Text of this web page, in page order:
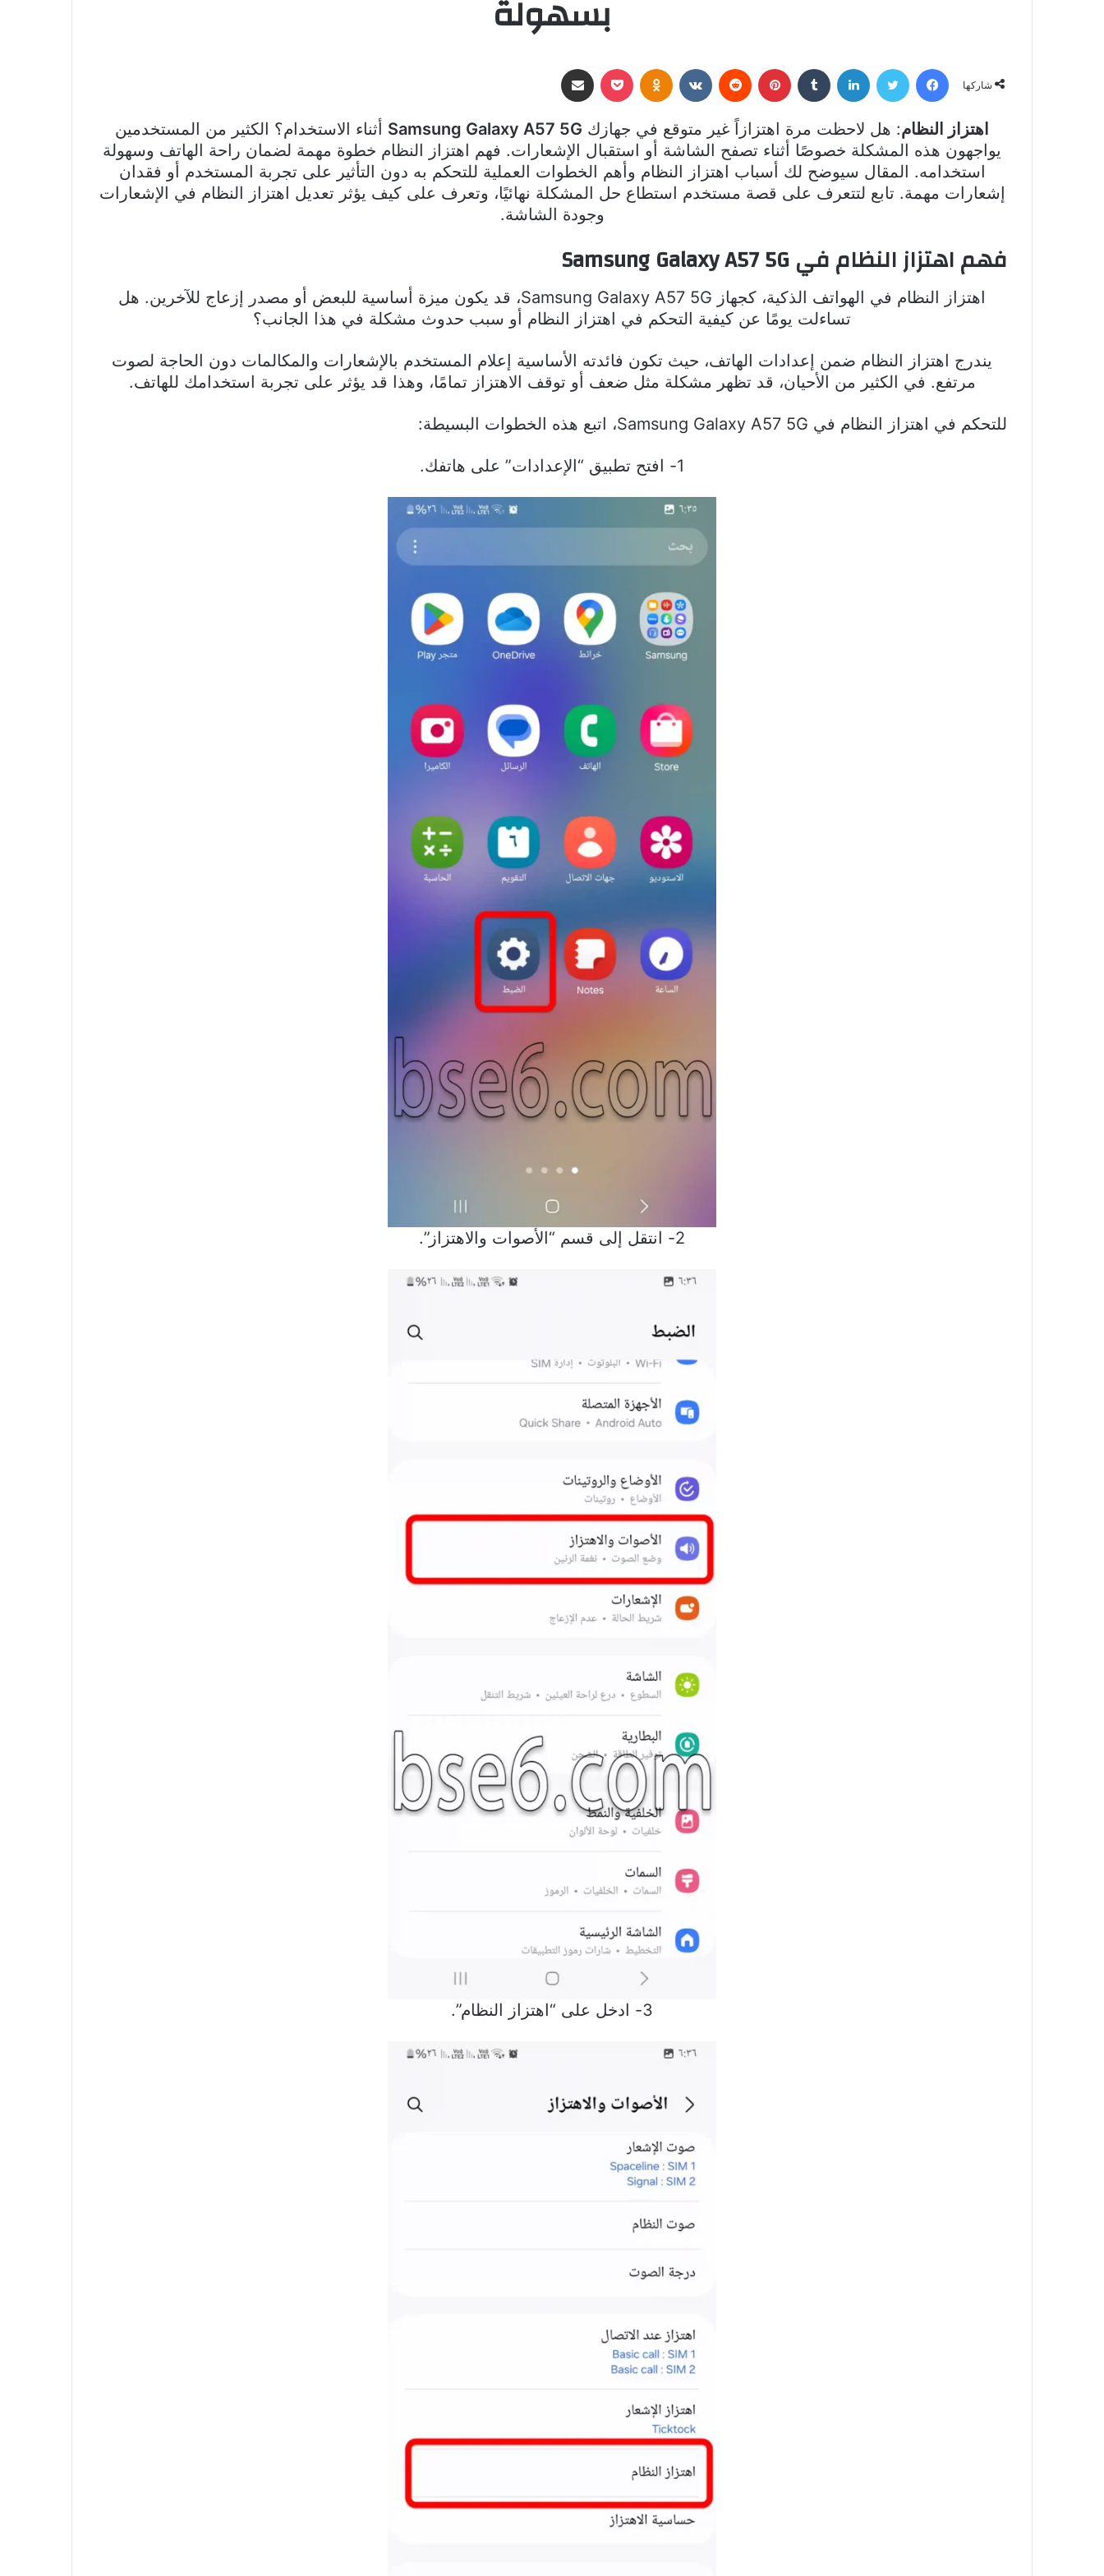
بسهولة
شاركها
فيسبوك تويتر لينكدإن بينتيريست Odnoklassniki
بوكيت
اهتزاز النظام: هل لاحظت مرة اهتزازاً غير متوقع في جهازك Samsung Galaxy A57 5G أثناء الاستخدام؟ الكثير من المستخدمين
يواجهون هذه المشكلة خصوصًا أثناء تصفح الشاشة أو استقبال الإشعارات. فهم اهتزاز النظام خطوة مهمة لضمان راحة الهاتف وسهولة
استخدامه. المقال سيوضح لك أسباب اهتزاز النظام وأهم الخطوات العملية للتحكم به دون التأثير على تجربة المستخدم أو فقدان
إشعارات مهمة. تابع لتتعرف على قصة مستخدم استطاع حل المشكلة نهائيًا، وتعرف على كيف يؤثر تعديل اهتزاز النظام في الإشعارات
وجودة الشاشة.
فهم اهتزاز النظام في Samsung Galaxy A57 5G
اهتزاز النظام في الهواتف الذكية، كجهاز Samsung Galaxy A57 5G، قد يكون ميزة أساسية للبعض أو مصدر إزعاج للآخرين. هل
تساءلت يومًا عن كيفية التحكم في اهتزاز النظام أو سبب حدوث مشكلة في هذا الجانب؟
يندرج اهتزاز النظام ضمن إعدادات الهاتف، حيث تكون فائدته الأساسية إعلام المستخدم بالإشعارات والمكالمات دون الحاجة لصوت
مرتفع. في الكثير من الأحيان، قد تظهر مشكلة مثل ضعف أو توقف الاهتزاز تمامًا، وهذا قد يؤثر على تجربة استخدامك للهاتف.
للتحكم في اهتزاز النظام في Samsung Galaxy A57 5G، اتبع هذه الخطوات البسيطة:
1- افتح تطبيق “الإعدادات” على هاتفك.
2- انتقل إلى قسم “الأصوات والاهتزاز”.
3- ادخل على “اهتزاز النظام”.